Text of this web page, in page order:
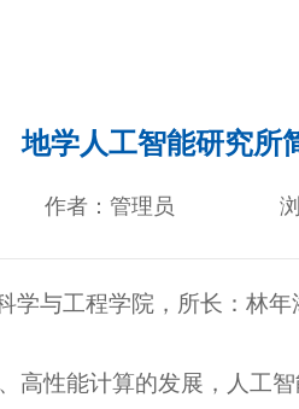
地学人工智能研究所
作者：管理员
学与工程学院，所长：林
高性能计算的发展，人工